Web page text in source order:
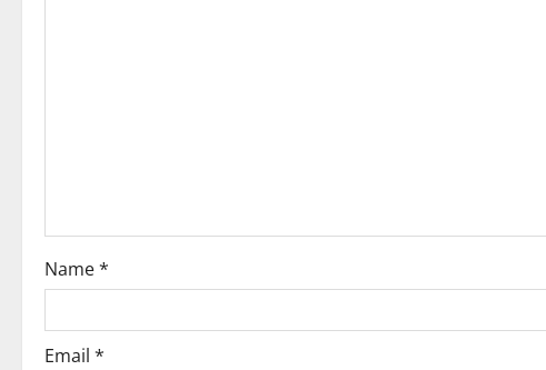
Name*
Email *